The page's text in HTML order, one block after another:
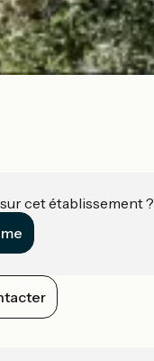
cet établissement ?